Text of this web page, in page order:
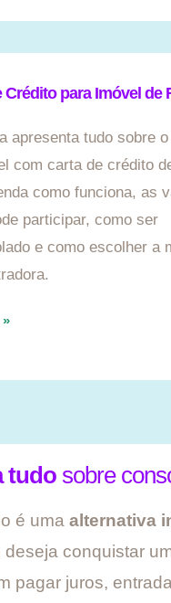
Crédito para Imóvel de
apresenta tudo sobre
com carta de crédito
como funciona, as
participar, como ser
e como escolher a
»
tudo sobre
é uma alternativa
deseja conquistar
pagar juros,